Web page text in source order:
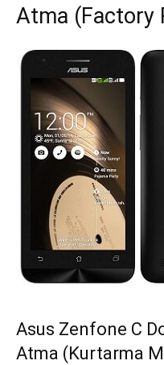
Atma (Factory
Asus Zenfone C
Atma (Kurtarma